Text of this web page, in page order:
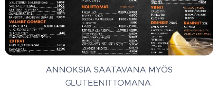
ANNOKSIA SAATAVANA MYÖS
GLUTEENITTOMANA.